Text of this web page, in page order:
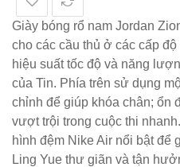
Giày bóng rổ nam Jordan
cho các cầu thủ ở các cấp
hiệu suất tốc độ và năng
của Tin. Phía trên sử dụng
chỉnh để giúp khóa chân; ổn
vượt trội trong cuộc thi
hình đệm Nike Air nổi bật để
Ling Yue thư giãn và tận